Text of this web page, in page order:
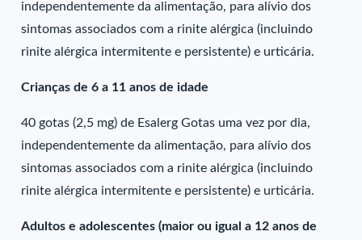
independentemente da alimentação, para alívio dos
sintomas associados com a rinite alérgica (incluindo
rinite alérgica intermitente e persistente) e urticária.
Crianças de 6 a 11 anos de idade
40 gotas (2,5 mg) de Esalerg Gotas uma vez por dia,
independentemente da alimentação, para alívio dos
sintomas associados com a rinite alérgica (incluindo
rinite alérgica intermitente e persistente) e urticária.
Adultos e adolescentes (maior ou igual a 12 anos de